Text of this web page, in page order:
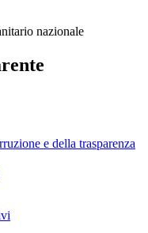
nazionale
e della trasparenza